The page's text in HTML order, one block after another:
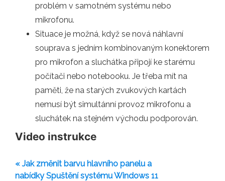
problém v samotném systému nebo
mikrofonu.
Situace je možná, když se nová náhlavní
souprava s jedním kombinovaným konektorem
pro mikrofon a sluchátka připojí ke starému
počítači nebo notebooku. Je třeba mít na
paměti, že na starých zvukových kartách
nemusí být simultánní provoz mikrofonu a
sluchátek na stejném východu podporován.
Video instrukce
« Jak změnit barvu hlavního panelu a
nabídky Spuštění systému Windows 11